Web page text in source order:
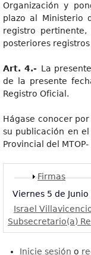
Organización y
plazo al Ministerio
registro
posteriores
Art. 4.- La
de la presente
Registro Oficial.
Hágase conocer
su publicación en
Provincial del MTOP-
Mostrar
Firmas
Viernes 5 de
Israel
Subsecretario(a)
Inicie sesión o